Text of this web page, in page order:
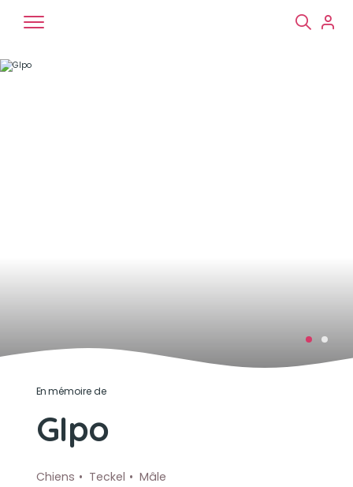
En mémoire de
GIpo
Chiens Teckel
Mâle